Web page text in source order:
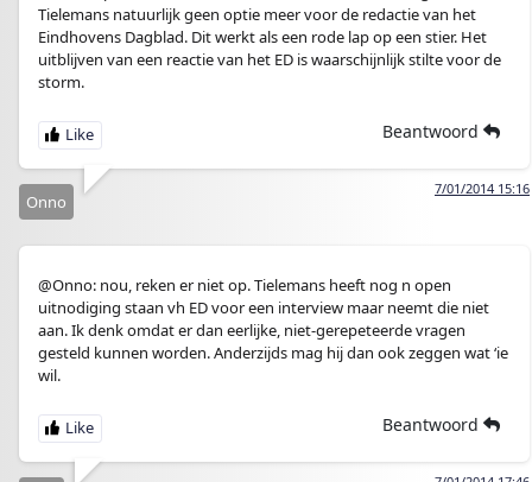
Tielemans natuurlijk geen optie meer voor de redactie van het
Eindhovens Dagblad. Dit werkt als een rode lap op een stier. Het
uitblijven van een reactie van het ED is waarschijnlijk stilte voor de
storm.
Beantwoord
7/01/2014 15:16
Onno
@Onno: nou, reken er niet op. Tielemans heeft nog n open
uitnodiging staan vh ED voor een interview maar neemt die niet
aan. Ik denk omdat er dan eerlijke, niet-gerepeteerde vragen
gesteld kunnen worden. Anderzijds mag hij dan ook zeggen wat ‘ie
wil.
Beantwoord